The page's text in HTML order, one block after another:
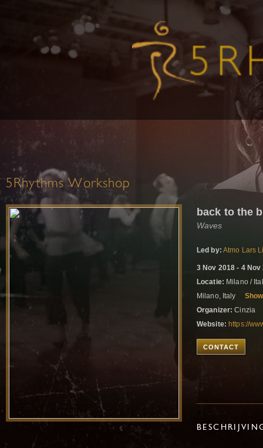
5Rhythms Workshop
back to the
Waves
Led by: Atmo Lars
3 Nov 2018 - 4 Nov
Locatie: Milano /
Milano, Italy
Organizer: Cinzia
Website: https://
CONTACT